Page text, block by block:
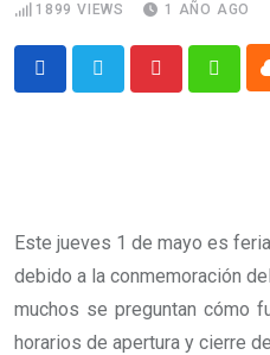
1899 VIEWS 1 AÑO AGO
Este jueves 1 de mayo es
debido a la conmemoración
muchos se preguntan cómo
horarios de apertura y cierre